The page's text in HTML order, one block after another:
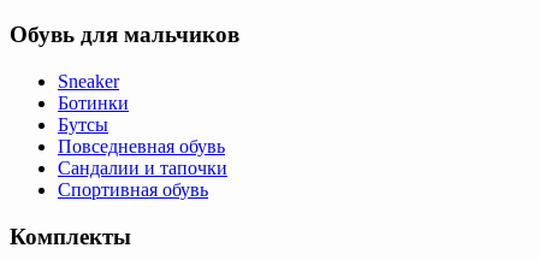
Обувь для мальчиков
Sneaker
Ботинки
Бутсы
Повседневная обувь
Сандалии и тапочки
Спортивная обувь
Комплекты